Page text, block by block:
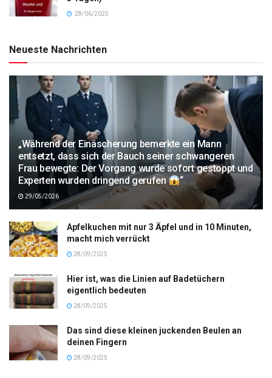
28/06/2025
Neueste Nachrichten
„Während der Einäscherung bemerkte ein Mann
entsetzt, dass sich der Bauch seiner schwangeren
Frau bewegte: Der Vorgang wurde sofort gestoppt und
Experten wurden dringend gerufen
“
29/05/2026
Apfelkuchen mit nur 3 Äpfel und in 10 Minuten,
macht mich verrückt
28/09/2025
Hier ist, was die Linien auf Badetüchern
eigentlich bedeuten
28/09/2025
Das sind diese kleinen juckenden Beulen an
deinen Fingern
28/09/2025